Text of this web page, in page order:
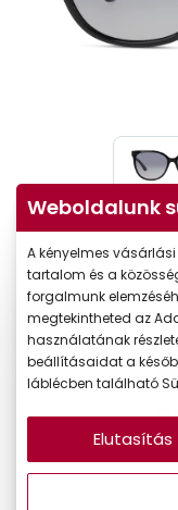
-40%
Korábbi ár:
Akciós ár:
Weboldalunk
A kényelmes
tartalom és a
forgalmunk
megtekintheted az
használatának
beállításaidat a
láblécben található
Elutasítás